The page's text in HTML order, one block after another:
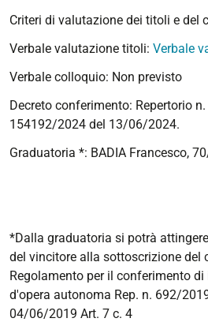
Criteri di valutazione dei titoli e del
Verbale valutazione titoli: Verbale
Verbale colloquio: Non previsto
Decreto conferimento: Repertorio
154192/2024 del 13/06/2024.
Graduatoria *: BADIA Francesco,
*Dalla graduatoria si potrà
del vincitore alla sottoscrizione del
Regolamento per il conferimento
d'opera autonoma Rep. n. 692/
04/06/2019 Art. 7 c. 4